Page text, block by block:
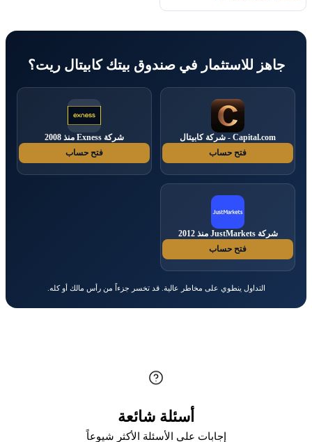
جاهز للاستثمار في صندوق بيتك كابيتال ريت؟
Capital.com - شركة كابيتال
فتح حساب
شركة Exness منذ 2008
فتح حساب
شركة JustMarkets منذ 2012
فتح حساب
التداول ينطوي على مخاطر عالية. قد تخسر جزءاً من رأس مالك أو كله.
أسئلة شائعة
إجابات على الأسئلة الأكثر شيوعاً